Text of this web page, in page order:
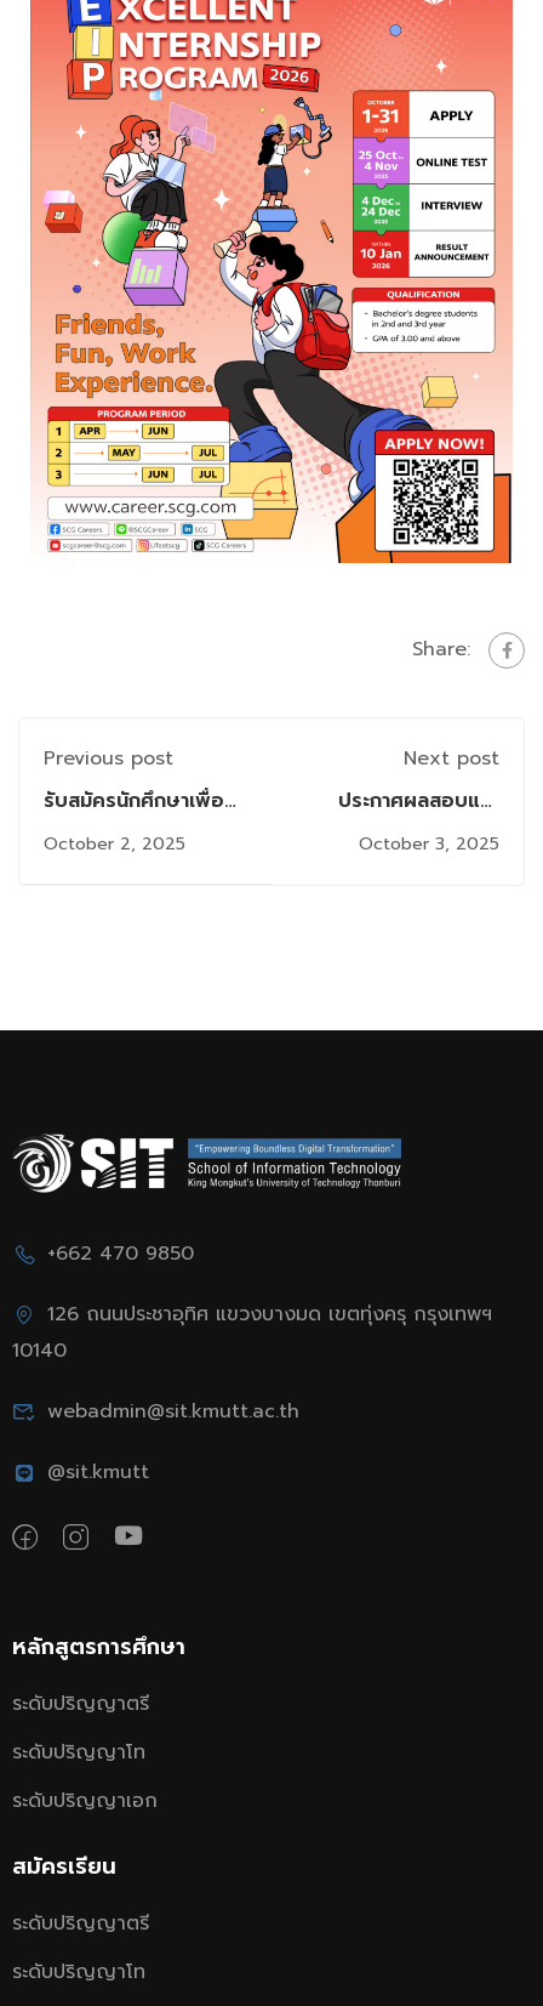
Share:
Previous post
รับสมัครนักศึกษาเพื่อ
รับ "รางวัลนักศึกษา
สาขาวิชาเทคโนโลยี
October 2, 2025
Next post
ประกาศผลสอบและ
กำหนดการสอบ
Comprehensive ภาค
October 3, 2025
+662 470 9850
126 ถนนประชาอุทิศ แขวงบางมด เขตทุ่งครุ กรุงเทพฯ
10140
webadmin@sit.kmutt.ac.th
@sit.kmutt
หลักสูตรการศึกษา
ระดับปริญญาตรี
ระดับปริญญาโท
ระดับปริญญาเอก
สมัครเรียน
ระดับปริญญาตรี
ระดับปริญญาโท